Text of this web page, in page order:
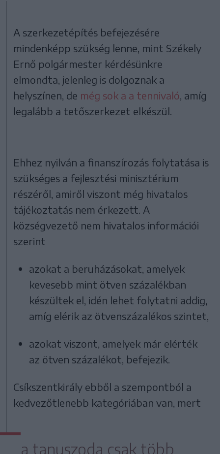
A szerkezetépítés befejezésére
mindenképp szükség lenne, mint Székely
Ernő polgármester kérdésünkre
elmondta, jelenleg is dolgoznak a
helyszínen, de még sok a a tennivaló , amíg
legalább a tetőszerkezet elkészül.
Ehhez nyilván a finanszírozás folytatása is
szükséges a fejlesztési minisztérium
részéről, amiről viszont még hivatalos
tájékoztatás nem érkezett. A
községvezető nem hivatalos információi
szerint
azokat a beruházásokat, amelyek
kevesebb mint ötven százalékban
készültek el, idén lehet folytatni addig,
amíg elérik az ötvenszázalékos szintet,
azokat viszont, amelyek már elérték
az ötven százalékot, befejezik.
Csíkszentkirály ebből a szempontból a
kedvezőtlenebb kategóriában van, mert
a tanuszoda csak több